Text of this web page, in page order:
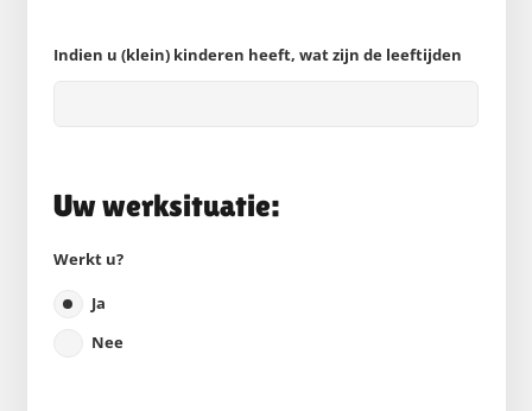
Indien u (klein) kinderen heeft, wat zijn de leeftijden
Uw werksituatie:
Werkt u?
Ja
Nee